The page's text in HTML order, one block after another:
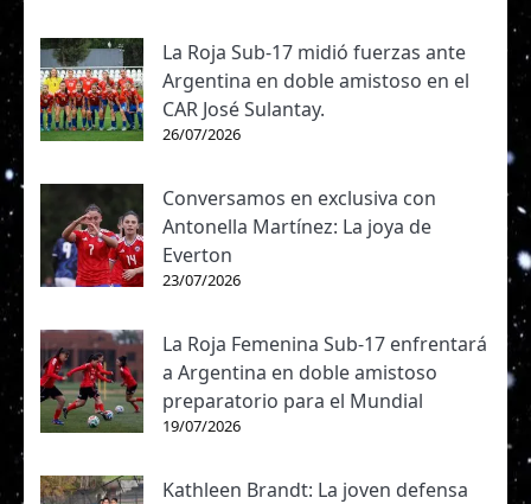
La Roja Sub-17 midió fuerzas ante
Argentina en doble amistoso en el
CAR José Sulantay.
26/07/2026
Conversamos en exclusiva con
Antonella Martínez: La joya de
Everton
23/07/2026
La Roja Femenina Sub-17 enfrentará
a Argentina en doble amistoso
preparatorio para el Mundial
19/07/2026
Kathleen Brandt: La joven defensa